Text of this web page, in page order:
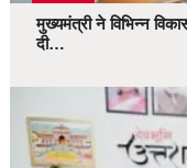
मुख्यमंत्री ने विभिन्न
दी…